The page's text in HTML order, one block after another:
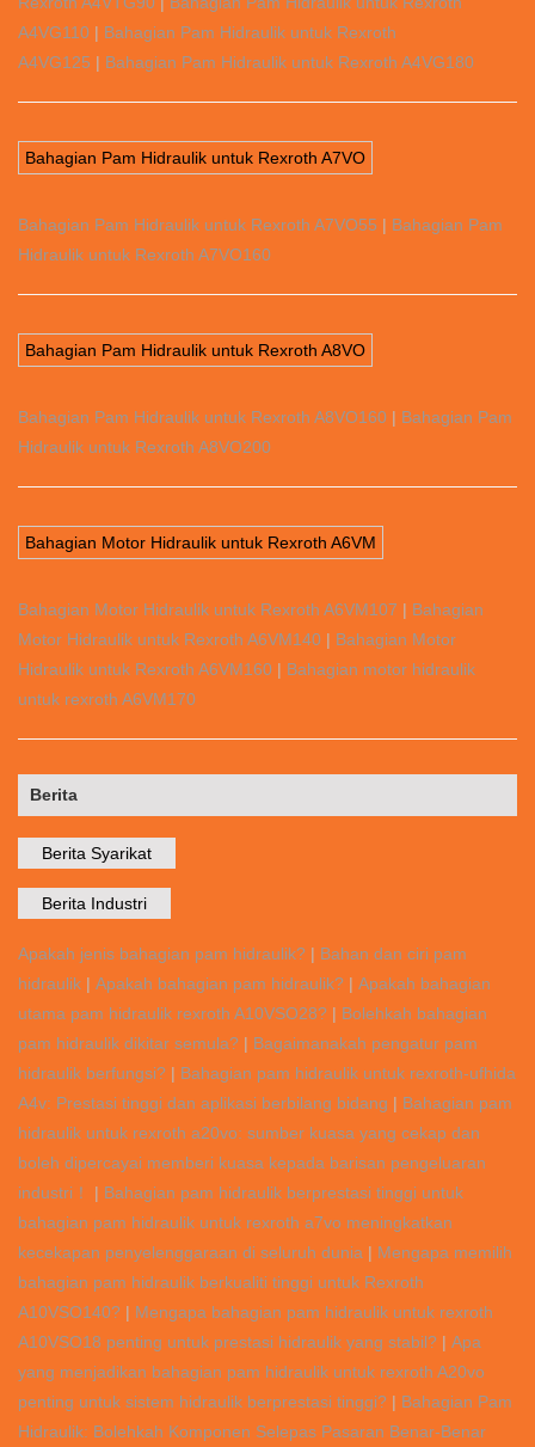
A4VG110 | Bahagian Pam Hidraulik untuk Rexroth
A4VG125 | Bahagian Pam Hidraulik untuk Rexroth A4VG180
Bahagian Pam Hidraulik untuk Rexroth A7VO
Bahagian Pam Hidraulik untuk Rexroth A7VO55 | Bahagian Pam
Hidraulik untuk Rexroth A7VO160
Bahagian Pam Hidraulik untuk Rexroth A8VO
Bahagian Pam Hidraulik untuk Rexroth A8VO160 | Bahagian Pam
Hidraulik untuk Rexroth A8VO200
Bahagian Motor Hidraulik untuk Rexroth A6VM
Bahagian Motor Hidraulik untuk Rexroth A6VM107 | Bahagian
Motor Hidraulik untuk Rexroth A6VM140 | Bahagian Motor
Hidraulik untuk Rexroth A6VM160 | Bahagian motor hidraulik
untuk rexroth A6VM170
Berita
Berita Syarikat
Berita Industri
Apakah jenis bahagian pam hidraulik? | Bahan dan ciri pam
hidraulik | Apakah bahagian pam hidraulik? | Apakah bahagian
utama pam hidraulik rexroth A10VSO28? | Bolehkah bahagian
pam hidraulik dikitar semula? | Bagaimanakah pengatur pam
hidraulik berfungsi? | Bahagian pam hidraulik untuk rexroth-ufhida
A4v: Prestasi tinggi dan aplikasi berbilang bidang | Bahagian pam
hidraulik untuk rexroth a20vo: sumber kuasa yang cekap dan
boleh dipercayai memberi kuasa kepada barisan pengeluaran
industri！
| Bahagian pam hidraulik berprestasi tinggi untuk
bahagian pam hidraulik untuk rexroth a7vo meningkatkan
kecekapan penyelenggaraan di seluruh dunia | Mengapa memilih
bahagian pam hidraulik berkualiti tinggi untuk Rexroth
A10VSO140? | Mengapa bahagian pam hidraulik untuk rexroth
A10VSO18 penting untuk prestasi hidraulik yang stabil? | Apa
yang menjadikan bahagian pam hidraulik untuk rexroth A20vo
penting untuk sistem hidraulik berprestasi tinggi? | Bahagian Pam
Hidraulik: Bolehkah Komponen Selepas Pasaran Benar-Benar